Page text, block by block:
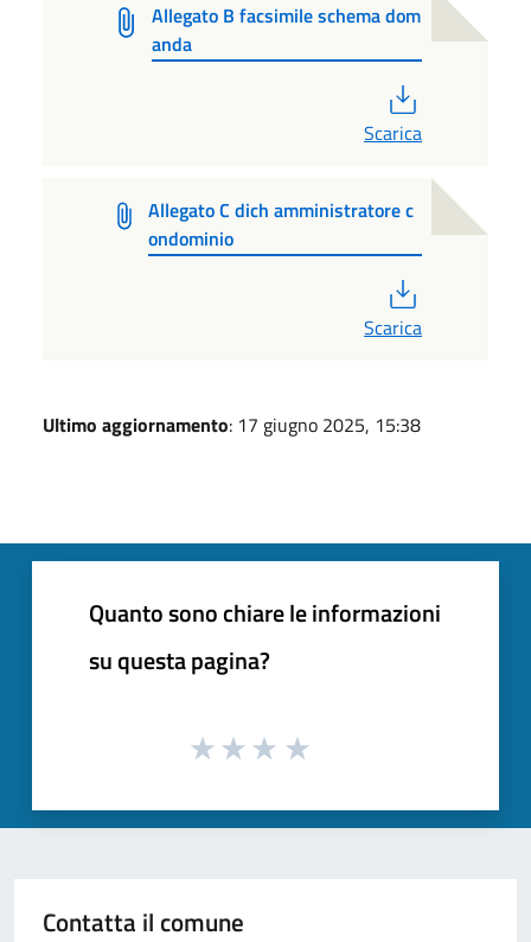
Allegato B facsimile schema dom
anda
Scarica
Allegato C dich amministratore c
ondominio
Scarica
Ultimo aggiornamento: 17 giugno 2025, 15:38
Quanto sono chiare le informazioni
su questa pagina?
Contatta il comune